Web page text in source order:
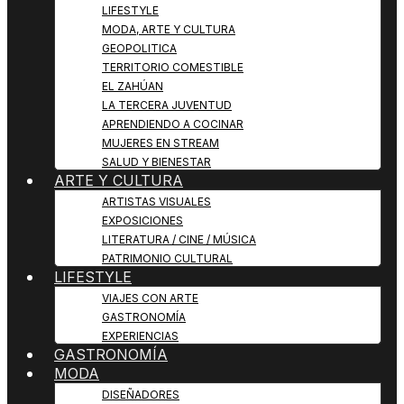
LIFESTYLE
MODA, ARTE Y CULTURA
GEOPOLITICA
TERRITORIO COMESTIBLE
EL ZAHÚAN
LA TERCERA JUVENTUD
APRENDIENDO A COCINAR
MUJERES EN STREAM
SALUD Y BIENESTAR
ARTE Y CULTURA
ARTISTAS VISUALES
EXPOSICIONES
LITERATURA / CINE / MÚSICA
PATRIMONIO CULTURAL
LIFESTYLE
VIAJES CON ARTE
GASTRONOMÍA
EXPERIENCIAS
GASTRONOMÍA
MODA
DISEÑADORES